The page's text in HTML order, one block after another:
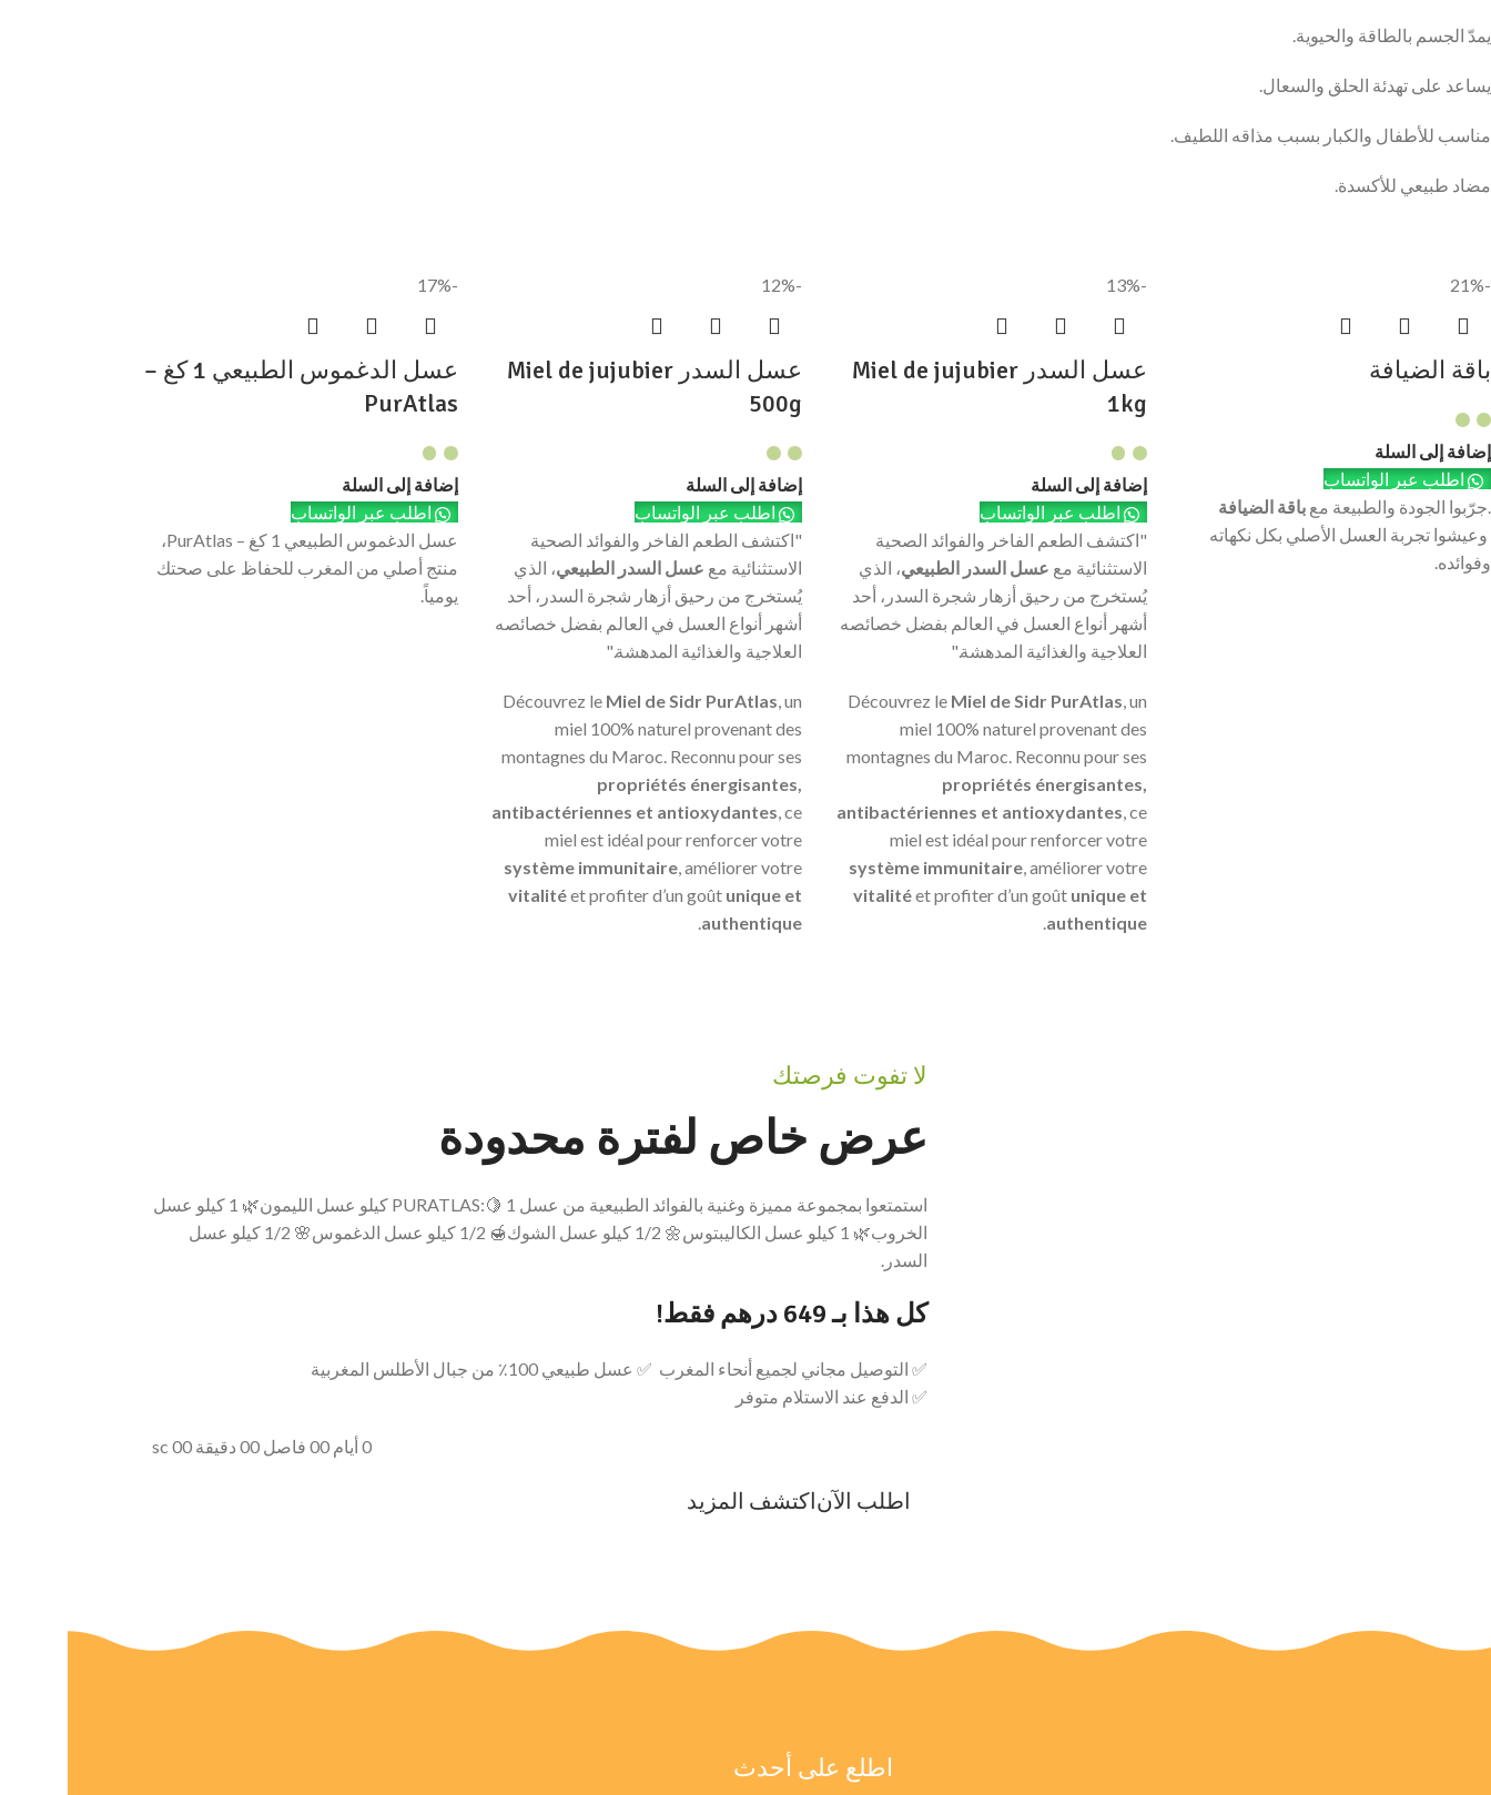
يمدّ الجسم بالطاقة والحيوية.
يساعد على تهدئة الحلق والسعال.
مناسب للأطفال والكبار بسبب مذاقه اللطيف.
مضاد طبيعي للأكسدة.
-21%
باقة الضيافة
إضافة إلى السلة
اطلب عبر الواتساب
.جرّبوا الجودة والطبيعة مع باقة الضيافة
وعيشوا تجربة العسل الأصلي بكل نكهاته
وفوائده.
-13%
عسل السدر Miel de jujubier
1kg
إضافة إلى السلة
اطلب عبر الواتساب
"اكتشف الطعم الفاخر والفوائد الصحية
الاستثنائية مع عسل السدر الطبيعي، الذي
يُستخرج من رحيق أزهار شجرة السدر، أحد
أشهر أنواع العسل في العالم بفضل خصائصه
العلاجية والغذائية المدهشة."
Découvrez le Miel de Sidr PurAtlas, un
miel 100% naturel provenant des
montagnes du Maroc. Reconnu pour ses
propriétés énergisantes,
antibactériennes et antioxydantes, ce
miel est idéal pour renforcer votre
système immunitaire, améliorer votre
vitalitéet profiter d’un goût unique et
authentique
.
-12%
عسل السدر Miel de jujubier
500g
إضافة إلى السلة
اطلب عبر الواتساب
"اكتشف الطعم الفاخر والفوائد الصحية
الاستثنائية مع عسل السدر الطبيعي، الذي
يُستخرج من رحيق أزهار شجرة السدر، أحد
أشهر أنواع العسل في العالم بفضل خصائصه
العلاجية والغذائية المدهشة."
Découvrez le Miel de Sidr PurAtlas, un
miel 100% naturel provenant des
montagnes du Maroc. Reconnu pour ses
propriétés énergisantes,
antibactériennes et antioxydantes, ce
miel est idéal pour renforcer votre
système immunitaire, améliorer votre
vitalitéet profiter d’un goût unique et
authentique
.
-17%
عسل الدغموس الطبيعي 1 كغ –
PurAtlas
إضافة إلى السلة
اطلب عبر الواتساب
عسل الدغموس الطبيعي 1 كغ – PurAtlas،
منتج أصلي من المغرب للحفاظ على صحتك
يومياً.
لا تفوت فرصتك
عرض خاص لفترة محدودة
استمتعوا بمجموعة مميزة وغنية بالفوائد الطبيعية من عسل PURATLAS
:🍋 1 كيلو عسل الليمون🌿 1 كيلو عسل
الخروب🌿 1 كيلو عسل الكاليبتوس🌼 1/2 كيلو عسل الشوك🍯 1/2 كيلو عسل الدغموس🌸 1/2 كيلو عسل
السدر.
كل هذا بـ 649 درهم فقط!
✅ التوصيل مجاني لجميع أنحاء المغرب ✅ عسل طبيعي 100٪ من جبال الأطلس المغربية
✅ الدفع عند الاستلام متوفر
0 أيام 00 فاصل 00 دقيقة 00
sc
اطلب الآناكتشف المزيد
اطلع على أحدث